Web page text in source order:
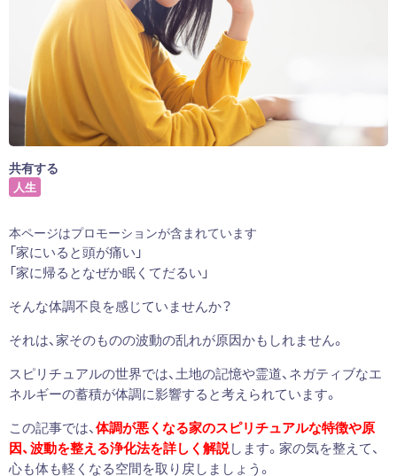
共有する
人生
本ページはプロモーションが含まれています
「家にいると頭が痛い」
「家に帰るとなぜか眠くてだるい」
そんな体調不良を感じていませんか？
それは、家そのものの波動の乱れが原因かもしれません。
スピリチュアルの世界では、土地の記憶や霊道、ネガティブなエ
ネルギーの蓄積が体調に影響すると考えられています。
この記事では、体調が悪くなる家のスピリチュアルな特徴や原
因、波動を整える浄化法を詳しく解説します。家の気を整えて、
心も体も軽くなる空間を取り戻しましょう。